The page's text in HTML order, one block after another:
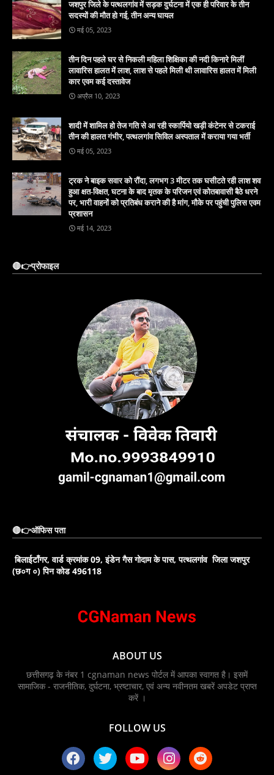
जशपुर जिले के पत्थलगांव में सड़क दुर्घटना में एक ही परिवार के तीन
सदस्यों की मौत हो गई, तीन अन्य घायल
मई 05, 2023
तीन दिन पहले घर से निकली महिला शिक्षिका की नदी किनारे मिलीं
लावारिस हालत में लाश, लाश से पहले मिली थी लावारिस हालत में मिली
कार एवम कई दस्तावेज
अप्रैल 10, 2023
शादी में शामिल हो तेज गति से आ रही स्कार्पियो खड़ी कंटेनर से टकराई
तीन की हालत गंभीर, पत्थलगांव सिविल अस्पताल में कराया गया भर्ती
मई 05, 2023
ट्रक ने बाइक सवार को रौंदा, लगभग 3 मीटर तक घसीटते रही लाश शव
हुआ क्षत-विक्षत, घटना के बाद मृतक के परिजन एवं कोतबावासी बैठे धरने
पर, भारी वाहनों को प्रतिबंध कराने की है मांग, मौके पर पहुंची पुलिस एवम
प्रशासन
मई 14, 2023
🔴👉प्रोफाइल
🔴👉ऑफिस पता
बिलाईटाँगर, वार्ड क्रमांक 09, इंडेन गैस गोदाम के पास, पत्थलगांव जिला जशपुर
(छ०ग ०) पिन कोड 496118
ABOUT US
छत्तीसगढ़ के नंबर 1 cgnaman news पोर्टल में आपका स्वागत है। इसमें
सामाजिक - राजनीतिक, दुर्घटना, भ्रष्टाचार, एवं अन्य नवीनतम खबरें अपडेट प्राप्त
करें ।
FOLLOW US